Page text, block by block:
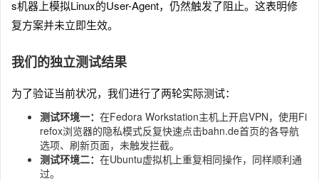
s机器上模拟Linux的User-Agent，仍然触发了阻止。这表明修
复方案并未立即生效。
我们的独立测试结果
为了验证当前状况，我们进行了两轮实际测试：
测试环境一： 在Fedora Workstation主机上开启VPN，使用Fi
refox浏览器的隐私模式反复快速点击bahn.de首页的各导航
选项、刷新页面，未触发拦截。
测试环境二： 在Ubuntu虚拟机上重复相同操作，同样顺利通
过。